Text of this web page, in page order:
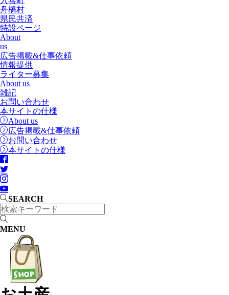
舟橋村
県民共済
特設ページ
About
us
広告掲載&仕事依頼
情報提供
ライター募集
About us
雑記
お問い合わせ
本サイトの仕様
About us
広告掲載&仕事依頼
お問い合わせ
本サイトの仕様
SEARCH
MENU